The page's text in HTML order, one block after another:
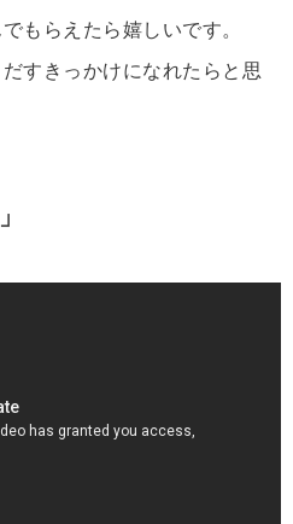
もらえたら嬉しいです。
すきっかけになれたらと思